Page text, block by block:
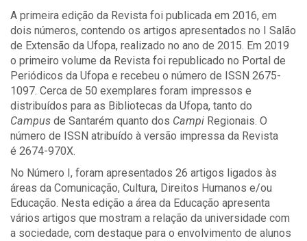
A primeira edição da Revista foi publicada em 2016, em
dois números, contendo os artigos apresentados no I Salão
de Extensão da Ufopa, realizado no ano de 2015. Em 2019
o primeiro volume da Revista foi republicado no Portal de
Periódicos da Ufopa e recebeu o número de ISSN 2675-
1097. Cerca de 50 exemplares foram impressos e
distribuídos para as Bibliotecas da Ufopa, tanto do
Campus de Santarém quanto dos Campi Regionais. O
número de ISSN atribuído à versão impressa da Revista
é 2674-970X.
No Número I, foram apresentados 26 artigos ligados às
áreas da Comunicação, Cultura, Direitos Humanos e/ou
Educação. Nesta edição a área da Educação apresenta
vários artigos que mostram a relação da universidade com
a sociedade, com destaque para o envolvimento de alunos